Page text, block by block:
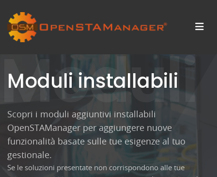
Moduli installabili
Moduli
Scopri i moduli aggiuntivi installabili
OpenSTAManager per aggiungere nuove
funzionalità basate sulle tue esigenze al tuo
gestionale.
Se le soluzioni presentate non corrispondono alle tue